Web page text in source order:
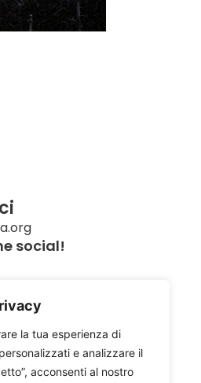
la tua esperienza di
e analizzare il
acconsenti al nostro
social!